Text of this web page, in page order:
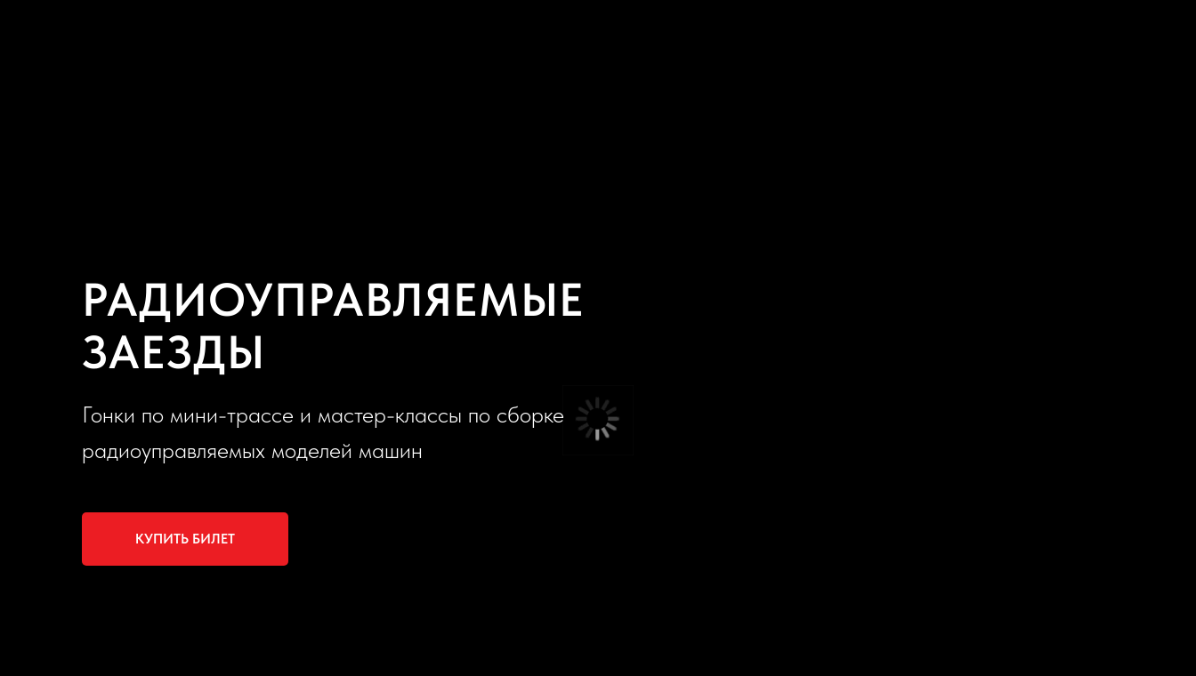
РАДИОУПРАВЛЯЕМЫЕ
ЗАЕЗДЫ
Гонки по мини-трассе и мастер-классы по сборке
радиоуправляемых моделей машин
КУПИТЬ БИЛЕТ